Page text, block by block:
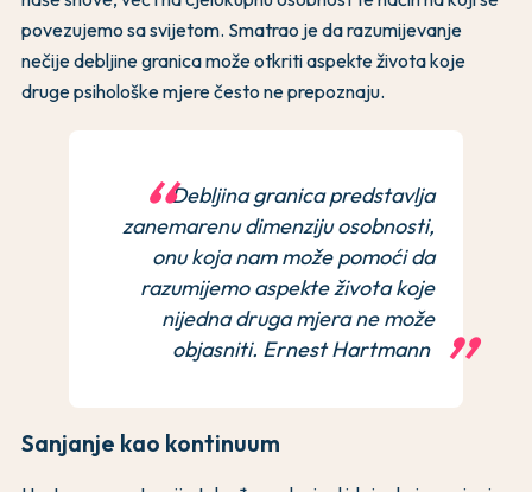
povezujemo sa svijetom. Smatrao je da razumijevanje
nečije debljine granica može otkriti aspekte života koje
druge psihološke mjere često ne prepoznaju.
Debljina granica predstavlja
zanemarenu dimenziju osobnosti,
onu koja nam može pomoći da
razumijemo aspekte života koje
nijedna druga mjera ne može
objasniti. Ernest Hartmann
Sanjanje kao kontinuum